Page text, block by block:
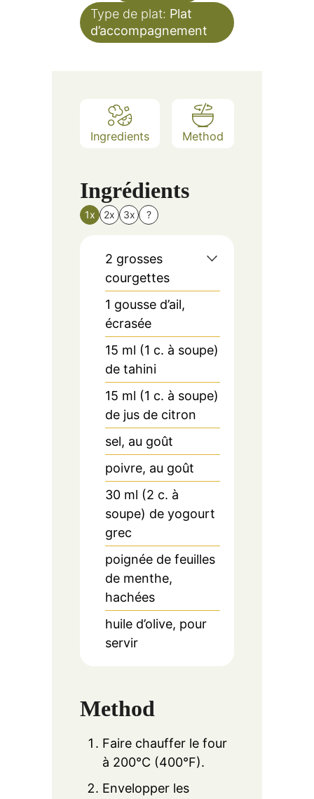
Type de plat: Plat
d’accompagnement
Ingredients Method
Ingrédients
1x 2x 3x ?
2 grosses
courgettes
1 gousse d’ail,
écrasée
15 ml (1 c. à soupe)
de tahini
15 ml (1 c. à soupe)
de jus de citron
sel, au goût
poivre, au goût
30 ml (2 c. à
soupe) de yogourt
grec
poignée de feuilles
de menthe,
hachées
huile d’olive, pour
servir
Method
Faire chauffer le four
à 200°C (400°F).
Envelopper les